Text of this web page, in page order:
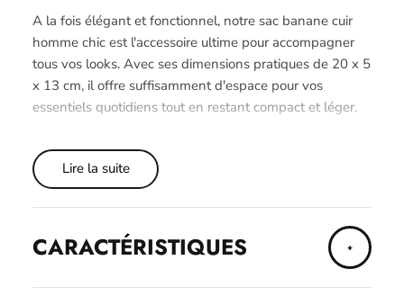
A la fois élégant et fonctionnel, notre sac banane cuir
homme chic est l'accessoire ultime pour accompagner
tous vos looks. Avec ses dimensions pratiques de 20 x 5
x 13 cm, il offre suffisamment d'espace pour vos
essentiels quotidiens tout en restant compact et léger.
Lire la suite
CARACTÉRISTIQUES